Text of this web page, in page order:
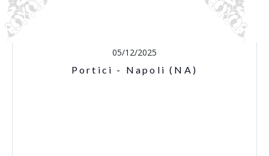
05/12/2025
Portici - Napoli (NA)